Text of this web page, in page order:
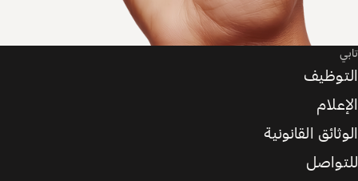
تابي
التوظيف
الإعلام
الوثائق القانونية
للتواصل